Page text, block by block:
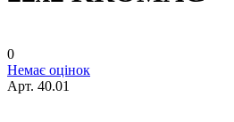
0
Немає оцінок
Арт. 40.01